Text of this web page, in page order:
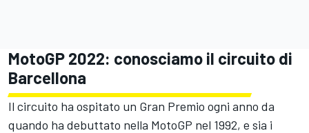
MotoGP 2022: conosciamo il circuito di
Barcellona
Il circuito ha ospitato un Gran Premio ogni anno da
quando ha debuttato nella MotoGP nel 1992, e sia i